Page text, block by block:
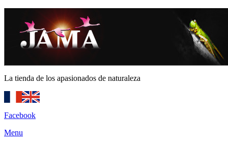
La tienda de los apasionados de naturaleza
Facebook
Menu